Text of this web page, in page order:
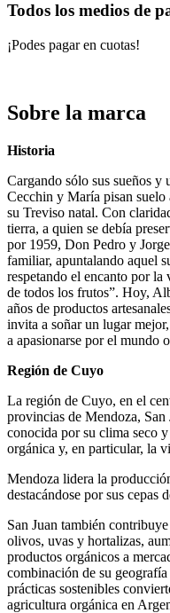
Todos los medios de
¡Podes pagar en cuotas!
Sobre la marca
Historia
Cargando sólo sus sueños y
Cecchin y María pisan
su Treviso natal. Con
tierra, a quien se debía
por 1959, Don Pedro y
familiar, apuntalando aquel
respetando el encanto por
de todos los frutos”. Hoy,
años de productos
invita a soñar un lugar
a apasionarse por el
Región de Cuyo
La región de Cuyo, en el
provincias de Mendoza,
conocida por su clima seco
orgánica y, en particular, la
Mendoza lidera la
destacándose por sus cepas
San Juan también
olivos, uvas y hortalizas,
productos orgánicos a
combinación de su
prácticas sostenibles
agricultura orgánica en